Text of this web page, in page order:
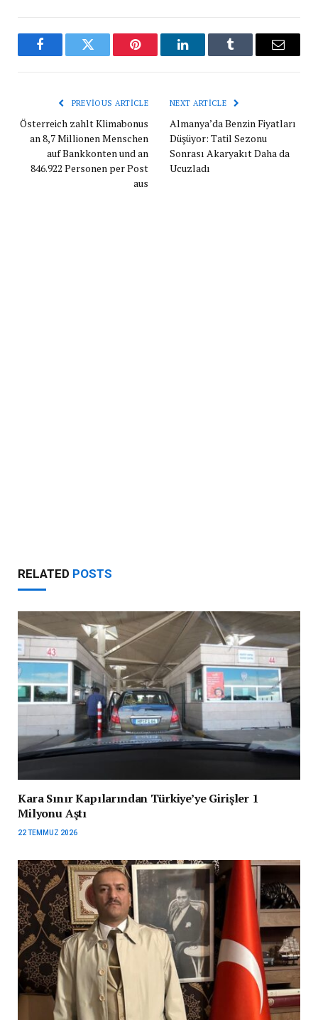
FacebookTwitter Pinterest LinkedInTumblr Email
PREVIOUS ARTICLE
Österreich zahlt Klimabonus
an 8,7 Millionen Menschen
auf Bankkonten und an
846.922 Personen per Post
aus
NEXT ARTICLE
Almanya’da Benzin Fiyatları
Düşüyor: Tatil Sezonu
Sonrası Akaryakıt Daha da
Ucuzladı
RELATED POSTS
Kara Sınır Kapılarından Türkiye’ye Girişler 1
Milyonu Aştı
22 TEMMUZ 2026